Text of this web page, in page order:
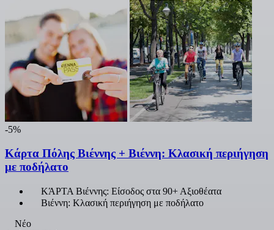
-5%
Κάρτα Πόλης Βιέννης + Βιέννη: Κλασική περιήγηση
με ποδήλατο
ΚΆΡΤΑ Βιέννης: Είσοδος στα 90+ Αξιοθέατα
Βιέννη: Κλασική περιήγηση με ποδήλατο
Νέο